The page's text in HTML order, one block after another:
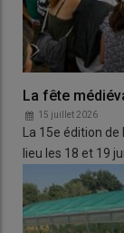
La fête
15 juillet 2026
La 15e édition
lieu les 18 et 19